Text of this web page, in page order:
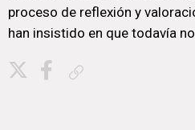
proceso de reflexión y
han insistido en que todavía